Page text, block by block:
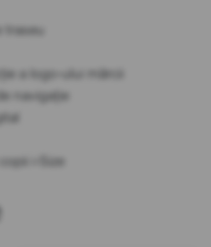
traseu
a logo-ului mărcii
navigație
i-Size